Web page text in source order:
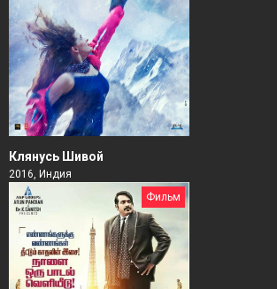
Клянусь Шивой
2016, Индия
Фильм